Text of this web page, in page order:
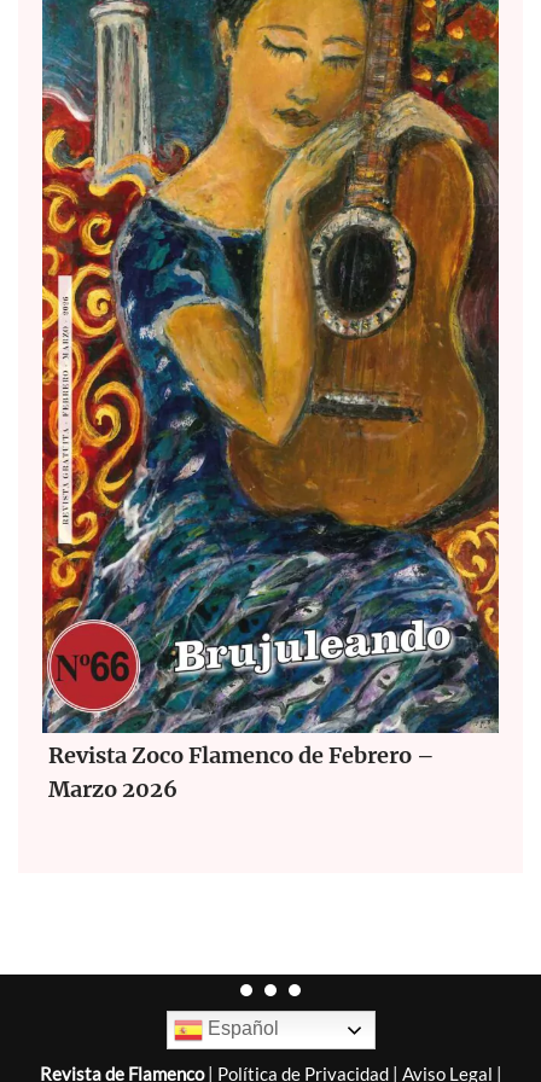
Revista Zoco Flamenco de Febrero –
Marzo 2026
Español
Revista de Flamenco| Política de Privacidad| Aviso Legal |